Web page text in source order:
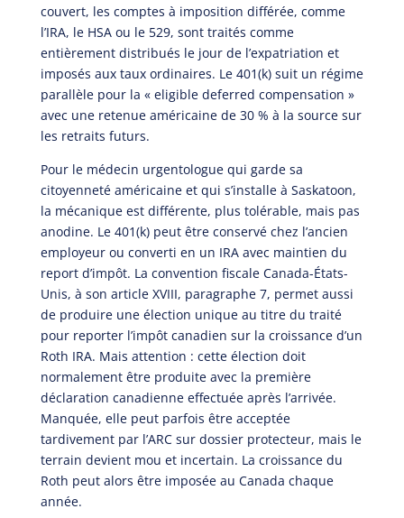
couvert, les comptes à imposition différée, comme
l’IRA, le HSA ou le 529, sont traités comme
entièrement distribués le jour de l’expatriation et
imposés aux taux ordinaires. Le 401(k) suit un régime
parallèle pour la « eligible deferred compensation »
avec une retenue américaine de 30 % à la source sur
les retraits futurs.
Pour le médecin urgentologue qui garde sa
citoyenneté américaine et qui s’installe à Saskatoon,
la mécanique est différente, plus tolérable, mais pas
anodine. Le 401(k) peut être conservé chez l’ancien
employeur ou converti en un IRA avec maintien du
report d’impôt. La convention fiscale Canada-États-
Unis, à son article XVIII, paragraphe 7, permet aussi
de produire une élection unique au titre du traité
pour reporter l’impôt canadien sur la croissance d’un
Roth IRA. Mais attention : cette élection doit
normalement être produite avec la première
déclaration canadienne effectuée après l’arrivée.
Manquée, elle peut parfois être acceptée
tardivement par l’ARC sur dossier protecteur, mais le
terrain devient mou et incertain. La croissance du
Roth peut alors être imposée au Canada chaque
année.